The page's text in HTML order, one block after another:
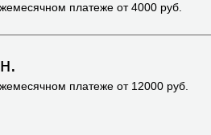
платеже от4000 руб.
платеже от 12000 руб.